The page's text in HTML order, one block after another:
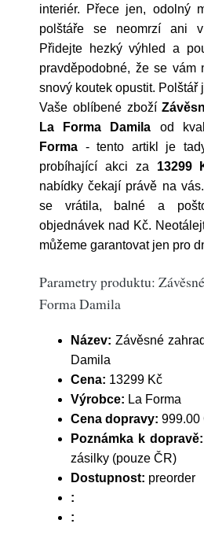
interiér. Přece jen, odolný
polštáře se neomrzí ani
Přidejte hezký výhled a
pravděpodobné, že se vám
snový koutek opustit. Polštář
Vaše oblíbené zboží
La Forma Damila od
Forma - tento artikl je
probíhající akci za 13299
nabídky čekají právě na
se vrátila, balné a
objednávek nad Kč.
můžeme garantovat jen pro
Parametry produktu:
Forma Damila
Název: Závěsné
Damila
Cena: 13299 Kč
Výrobce: La Forma
Cena dopravy: 999.00
Poznámka k dopravě:
zásilky (pouze ČR)
Dostupnost: preorder
:
: